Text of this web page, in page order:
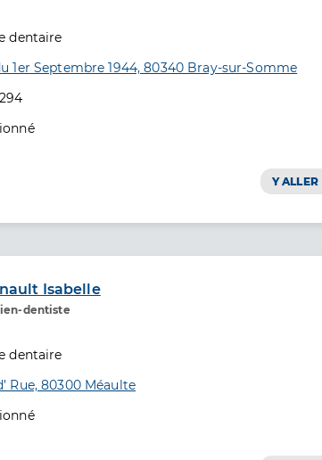
dentaire
1er Septembre 1944, 80340 Bray-sur-Somme
Y ALLER
Isabelle
dentiste de santé
dentaire
Rue, 80300 Méaulte